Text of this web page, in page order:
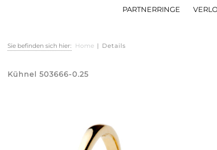
PARTNERRINGE
Sie befinden sich hier: Home | Details
Kühnel 503666-0.25